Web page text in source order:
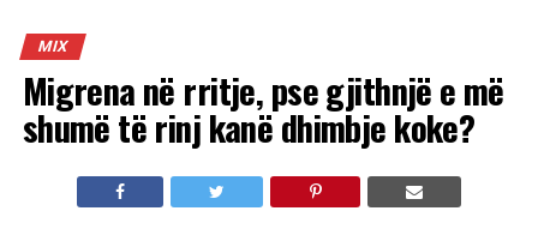
MIX
Migrena në rritje, pse gjithnjë e më
shumë të rinj kanë dhimbje koke?